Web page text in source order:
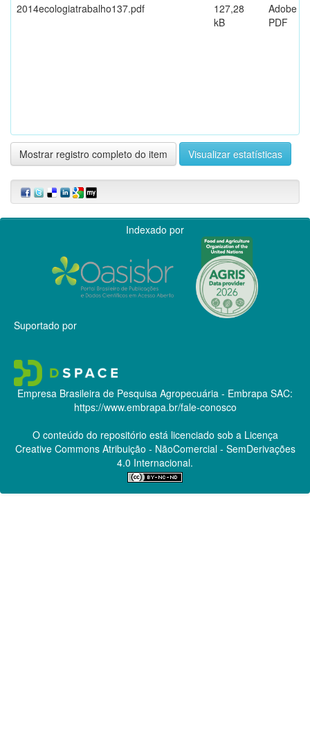
2014ecologiatrabalho137.pdf
127,28
kB
Adobe
PDF
Mostrar registro completo do item Visualizar estatísticas
Indexado por
Suportado por
Empresa Brasileira de Pesquisa Agropecuária - Embrapa SAC:
https://www.embrapa.br/fale-conosco
O conteúdo do repositório está licenciado sob a Licença
Creative CommonsAtribuição - NãoComercial - SemDerivações
4.0 Internacional.